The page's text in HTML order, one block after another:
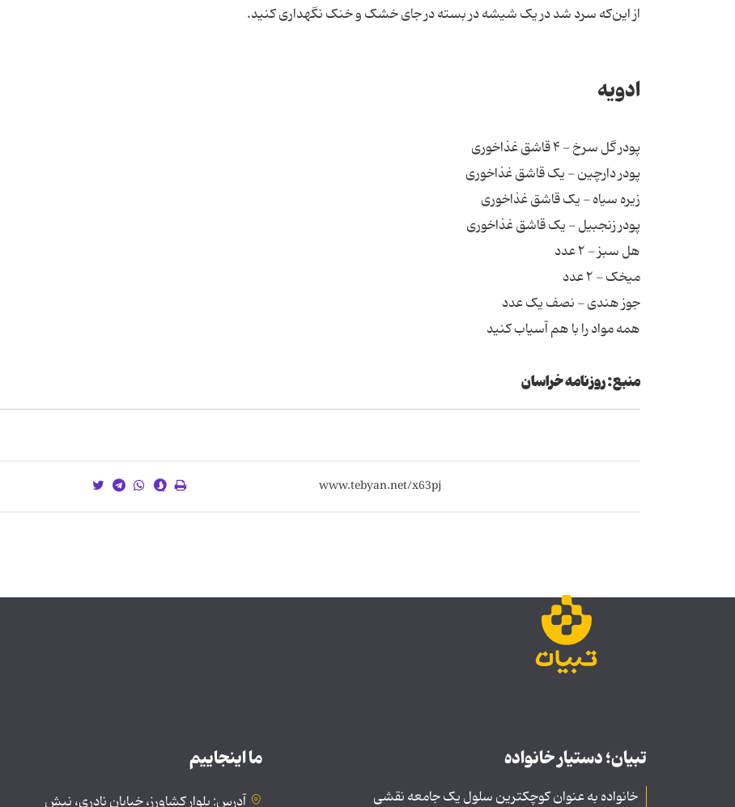
از این‌که سرد شد در یک شیشه در بسته در جای خشک و خنک نگهداری کنید.
ادویه
پودر گل سرخ - ۴ قاشق غذاخوری
پودر دارچین - یک قاشق غذاخوری
زیره سیاه - یک قاشق غذاخوری
پودر زنجبیل - یک قاشق غذاخوری
هل سبز - ۲ عدد
میخک - ۲ عدد
جوز هندی - نصف یک عدد
همه مواد را با هم آسیاب کنید
منبع: روزنامه خراسان
تبیان؛ دستیار خانواده
خانواده به عنوان کوچکترین سلول یک جامعه نقشی
ما اینجاییم
آدرس: بلوار کشاورز، خیابان نادری، نبش